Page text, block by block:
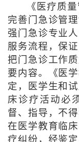
《医疗质
完善门急诊管
强门急诊专业
服务流程，保
把门急诊工作
要内容。《医
定，医学生和
床诊疗活动必
督、指导，不
在医学教育临
疗纠纷，经鉴